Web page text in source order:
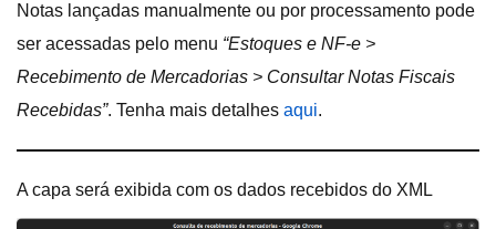
Notas lançadas manualmente ou por processamento pode
ser acessadas pelo menu “Estoques e NF-e >
Recebimento de Mercadorias > Consultar Notas Fiscais
Recebidas”. Tenha mais detalhes aqui.
A capa será exibida com os dados recebidos do XML